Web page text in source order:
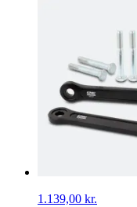
1.139,00 kr.